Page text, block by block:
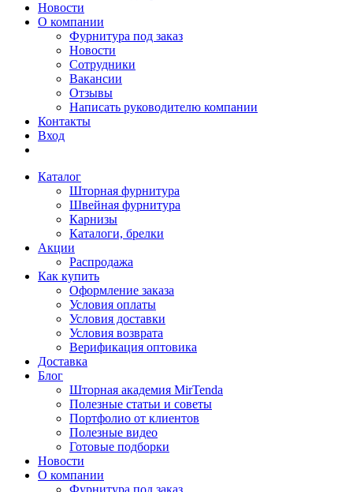
Новости
О компании
Фурнитура под заказ
Новости
Сотрудники
Вакансии
Отзывы
Написать руководителю компании
Контакты
Вход
Каталог
Шторная фурнитура
Швейная фурнитура
Карнизы
Каталоги, брелки
Акции
Распродажа
Как купить
Оформление заказа
Условия оплаты
Условия доставки
Условия возврата
Верификация оптовика
Доставка
Блог
Шторная академия MirTenda
Полезные статьи и советы
Портфолио от клиентов
Полезные видео
Готовые подборки
Новости
О компании
Фурнитура под заказ